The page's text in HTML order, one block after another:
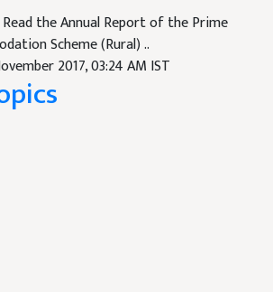
Read the Annual Report of the Prime
Scheme (Rural) ..
2017, 03:24 AM IST